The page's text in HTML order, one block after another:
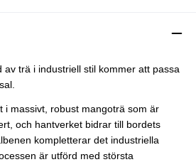
av trä i industriell stil kommer att passa
i massivt, robust mangoträ som är
och hantverket bidrar till bordets
kompletterar det industriella
är utförd med största